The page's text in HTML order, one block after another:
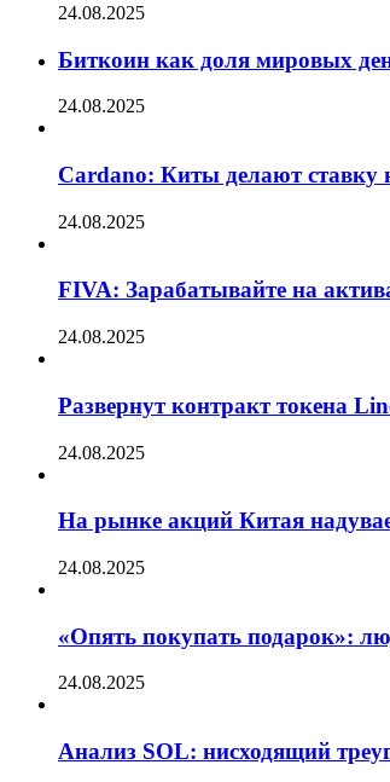
24.08.2025
Биткоин как доля мировых
24.08.2025
Cardano: Киты делают ставку
24.08.2025
FIVA: Зарабатывайте на
24.08.2025
Развернут контракт токена
24.08.2025
На рынке акций Китая
24.08.2025
«Опять покупать подарок»:
24.08.2025
Анализ SOL: нисходящий